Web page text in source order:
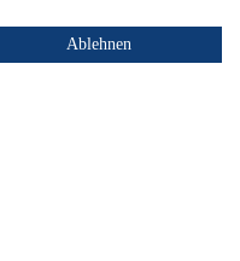
Ablehnen